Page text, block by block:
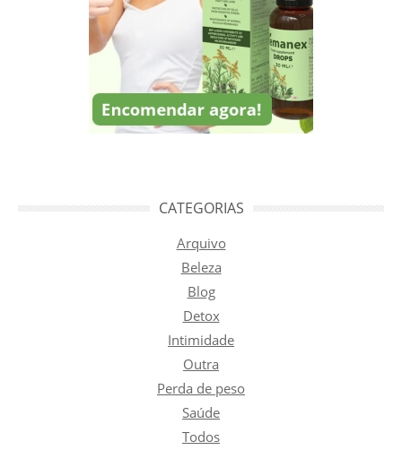
CATEGORIAS
Arquivo
Beleza
Blog
Detox
Intimidade
Outra
Perda de peso
Saúde
Todos